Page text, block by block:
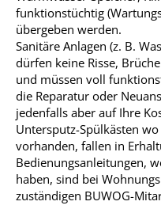
funktionstüchtig
übergeben werden.
Sanitäre Anlagen (z. B.
dürfen keine Risse,
und müssen voll
die Reparatur oder
jedenfalls aber auf Ihre
Untersputz-Spülkästen
vorhanden, fallen in
Bedienungsanleitungen,
haben, sind bei
zuständigen BUWOG-